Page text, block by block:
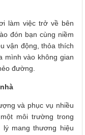
làm việc trở về bên
đón bạn cùng niềm
vận động, thỏa thích
mình vào không gian
đường.
và phục vụ nhiều
môi trường trong
mang thương hiệu